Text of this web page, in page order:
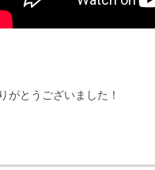
がとうございました！